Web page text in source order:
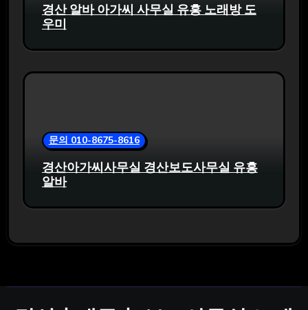
경산 알바 아가씨 사무실 유흥 노래방 도
우미
문의 010-8675-8616
경산아가씨사무실 경산보도사무실 유흥
알바